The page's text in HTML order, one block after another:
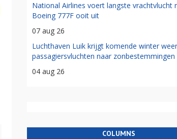
National Airlines voert langste vrachtvlucht
Boeing 777F ooit uit
07 aug 26
Luchthaven Luik krijgt komende winter weer
passagiersvluchten naar zonbestemmingen
04 aug 26
COLUMNS